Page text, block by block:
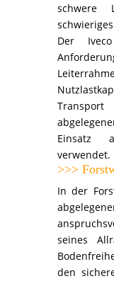
schwere
Der
Einsatz
verwendet.
>>>
In der
seines
den